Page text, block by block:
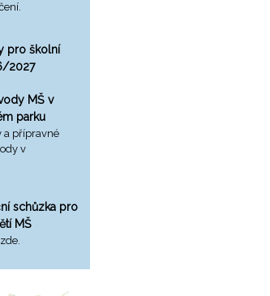
pro školní
2027
MŠ v
parku
a přípravné
v
schůzka pro
MŠ